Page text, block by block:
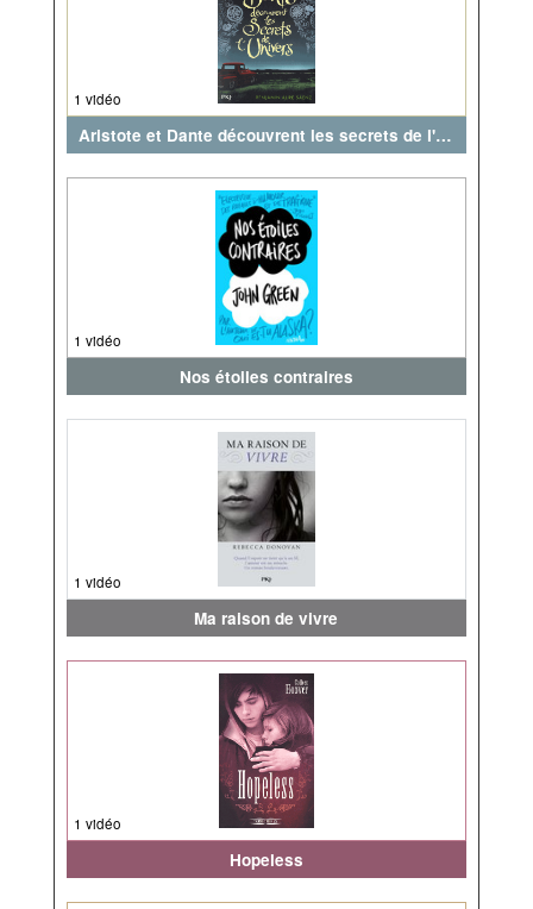
1 vidéo
Aristote et Dante découvrent les secrets de l'univers
1 vidéo
Nos étoiles contraires
1 vidéo
Ma raison de vivre
1 vidéo
Hopeless